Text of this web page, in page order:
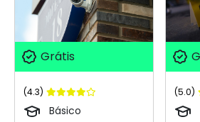
Grátis
(4.3)
Básico
(5.0)